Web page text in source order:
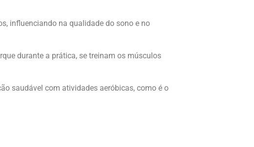
influenciando na qualidade do sono e no
durante a prática, se treinam os músculos
saudável com atividades aeróbicas, como é o